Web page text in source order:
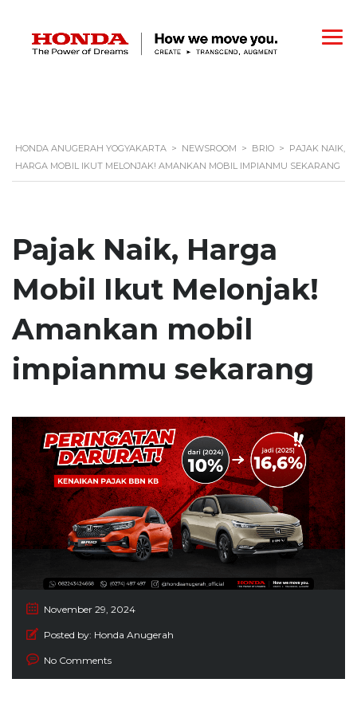
HONDA ANUGERAH YOGYAKARTA > NEWSROOM > BRIO > PAJAK NAIK,
HARGA MOBIL IKUT MELONJAK! AMANKAN MOBIL IMPIANMU SEKARANG
Pajak Naik, Harga
Mobil Ikut Melonjak!
Amankan mobil
impianmu sekarang
November 29, 2024
Posted by: Honda Anugerah
No Comments